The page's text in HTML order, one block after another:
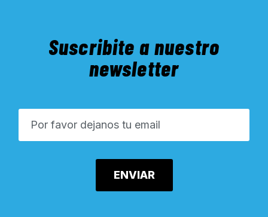
Suscribite a nuestro
newsletter